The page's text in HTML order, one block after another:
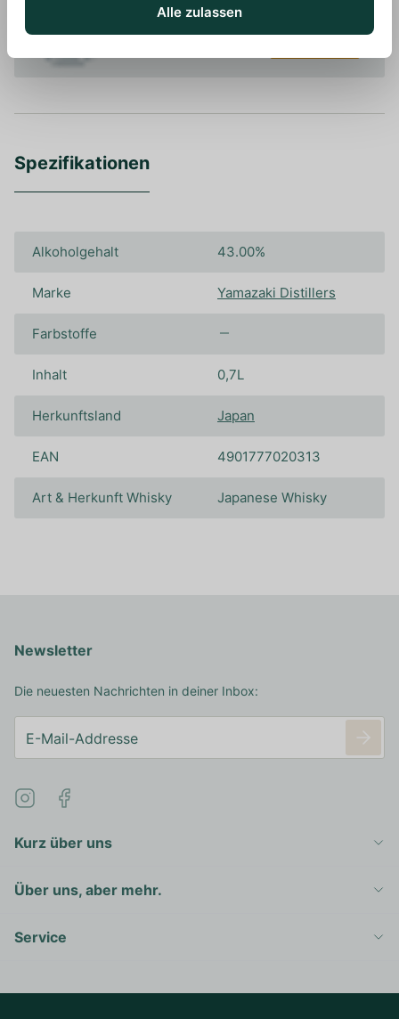
Ansehen
Spezifikationen
Alkoholgehalt 43.00%
Marke Yamazaki Distillers
Farbstoffe
Inhalt 0,7L
Herkunftsland Japan
EAN 4901777020313
Art & Herkunft Whisky Japanese Whisky
Kurz über uns
Über uns, aber mehr.
Service
Newsletter
Die neuesten Nachrichten in deiner Inbox:
Alle zulassen